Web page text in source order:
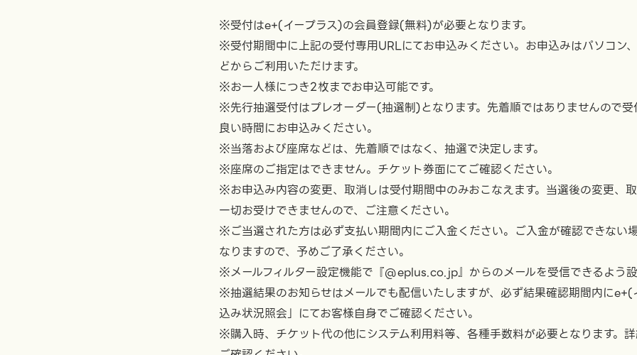
※受付はe+(イープラス)の会員登録(無料)が必要となります。
※受付期間中に上記の受付専用URLにてお申込みください。お申込みはパソコン
どからご利用いただけます。
※お一人様につき2枚までお申込可能です。
※先行抽選受付はプレオーダー(抽選制)となります。先着順ではありませんので
良い時間にお申込みください。
※当落および座席などは、先着順ではなく、抽選で決定します。
※座席のご指定はできません。チケット券面にてご確認ください。
※お申込み内容の変更、取消しは受付期間中のみおこなえます。当選後の変更、
一切お受けできませんので、ご注意ください。
※ご当選された方は必ず支払い期間内にご入金ください。ご入金が確認できない
なりますので、予めご了承ください。
※メールフィルター設定機能で『@eplus.co.jp』からのメールを受信できるよう
※抽選結果のお知らせはメールでも配信いたしますが、必ず結果確認期間内にe+(
込み状況照会」にてお客様自身でご確認ください。
※購入時、チケット代の他にシステム利用料等、各種手数料が必要となります。